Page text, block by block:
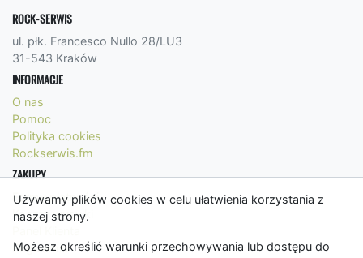
Używamy plików cookies w celu ułatwienia korzystania z
naszej strony.
Możesz określić warunki przechowywania lub dostępu do
ROCK-SERWIS
ul. płk. Francesco Nullo 28/LU3
31-543 Kraków
INFORMACJE
O nas
Pomoc
Polityka cookies
Rockserwis.fm
ZAKUPY
Formy płatności
Koszty wysyłki
Regulamin